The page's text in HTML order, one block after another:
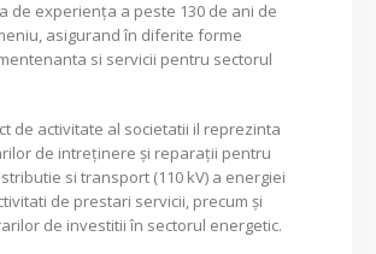
de experienţa a peste 130 de ani de
asigurand în diferite forme
si servicii pentru sectorul
de activitate al societatii il reprezinta
de intreținere și reparații pentru
si transport (110 kV) a energiei
de prestari servicii, precum și
de investitii în sectorul energetic.